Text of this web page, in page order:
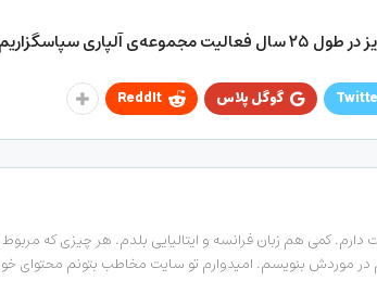
سپاسگزاریم.
گوگل پلاس ReddIt
کمی هم زبان فرانسه و ایتالیایی بلدم. هر چیزی که
موردش بنویسم. امیدوارم تو سایت مخاطب بتونم محتوای